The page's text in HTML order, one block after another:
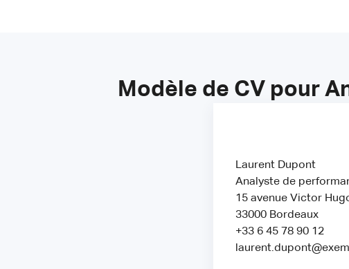
Modèle de CV pour
Laurent Dupont
Analyste de
15 avenue Victor
33000 Bordeaux
+33 6 45 78 90 12